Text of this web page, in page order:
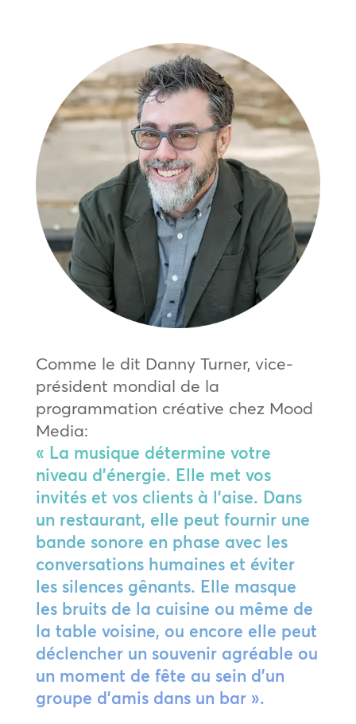
Comme le dit Danny Turner, vice-
président mondial de la
programmation créative chez Mood
Media:
« La musique détermine votre
niveau d’énergie. Elle met vos
invités et vos clients à l’aise. Dans
un restaurant, elle peut fournir une
bande sonore en phase avec les
conversations humaines et éviter
les silences gênants. Elle masque
les bruits de la cuisine ou même de
la table voisine, ou encore elle peut
déclencher un souvenir agréable ou
un moment de fête au sein d’un
groupe d’amis dans un bar ».